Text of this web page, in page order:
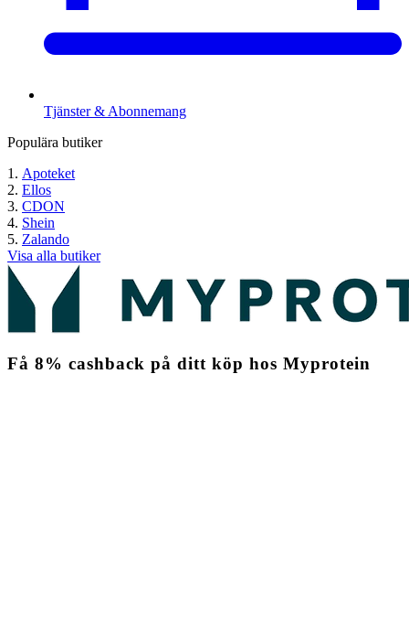
Tjänster & Abonnemang
Populära butiker
Apoteket
Ellos
CDON
Shein
Zalando
Visa alla butiker
Få 8% cashback på ditt köp hos Myprotein